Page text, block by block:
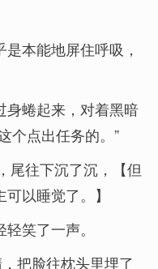
本能地屏住呼吸，
身蜷起来，对着黑暗
个点出任务的。”
尾往下沉了沉，【但
以睡觉了。】
笑了一声。
把脸往枕头里埋了